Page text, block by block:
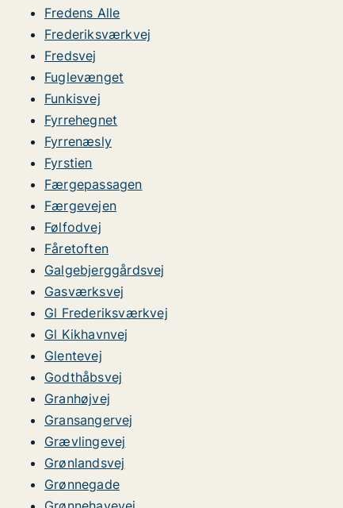
Fredens Alle
Frederiksværkvej
Fredsvej
Fuglevænget
Funkisvej
Fyrrehegnet
Fyrrenæsly
Fyrstien
Færgepassagen
Færgevejen
Følfodvej
Fåretoften
Galgebjerggårdsvej
Gasværksvej
Gl Frederiksværkvej
Gl Kikhavnvej
Glentevej
Godthåbsvej
Granhøjvej
Gransangervej
Grævlingevej
Grønlandsvej
Grønnegade